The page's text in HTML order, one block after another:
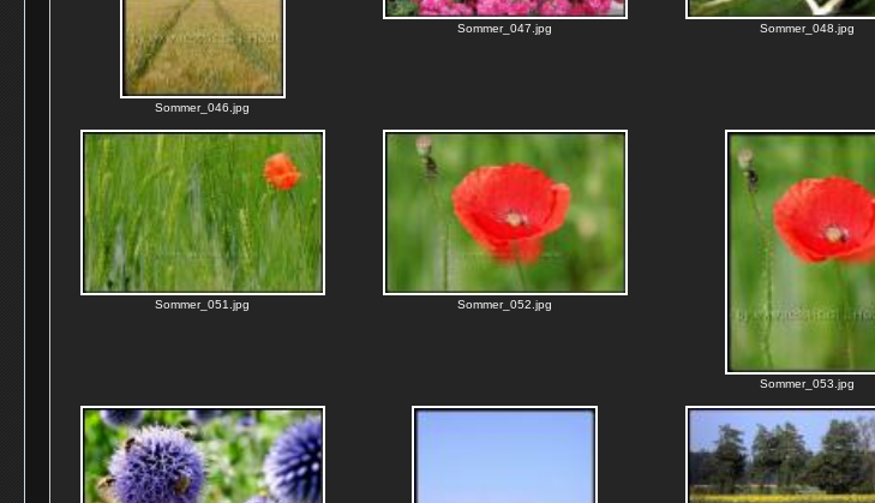
Sommer_046.jpg
Sommer_047.jpg Sommer_048.jpg
Sommer_051.jpg Sommer_052.jpg
Sommer_053.jpg